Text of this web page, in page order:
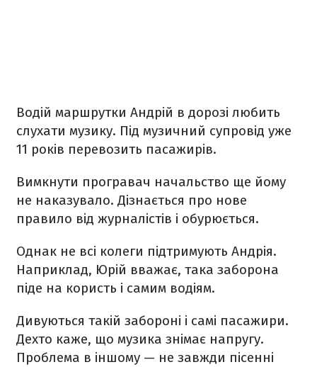
Водій маршрутки Андрій в дорозі любить
слухати музику. Під музичний супровід уже
11 років перевозить пасажирів.
Вимкнути програвач начальство ще йому
не наказувало. Дізнається про нове
правило від журналістів і обурюється.
Однак не всі колеги підтримують Андрія.
Наприклад, Юрій вважає, така заборона
піде на користь і самим водіям.
Дивуються такій забороні і самі пасажири.
Дехто каже, що музика знімає напругу.
Проблема в іншому — не завжди пісенні